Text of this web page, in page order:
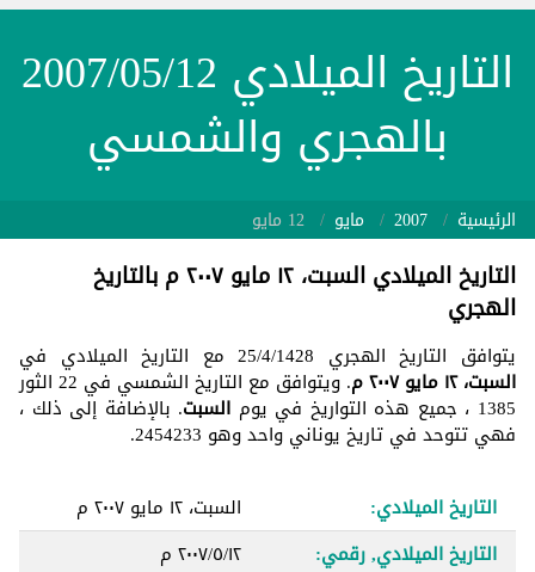
التاريخ الميلادي 2007/05/12
بالهجري والشمسي
الرئيسية 2007 مايو 12 مايو
التاريخ الميلادي السبت، ١٢ مايو ٢٠٠٧ م بالتاريخ
الهجري
يتوافق التاريخ الهجري 25/4/1428 مع التاريخ الميلادي في
السبت، ١٢ مايو ٢٠٠٧ م . ويتوافق مع التاريخ الشمسي في 22 الثور
1385 ، جميع هذه التواريخ في يوم السبت. بالإضافة إلى ذلك ،
فهي تتوحد في تاريخ يوناني واحد وهو 2454233.
التاريخ الميلادي:
السبت، ١٢ مايو ٢٠٠٧ م
التاريخ الميلادي, رقمي:
١٢‏/٥‏/٢٠٠٧ م